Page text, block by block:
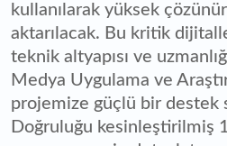
kullanılarak yüksek
aktarılacak. Bu kritik
teknik altyapısı ve
Medya Uygulama ve
projemize güçlü bir destek
Doğruluğu kesinleştirilmiş